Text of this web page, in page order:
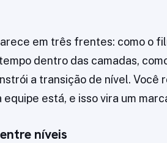
em três frentes: como o
dentro das camadas,
a transição de nível. Você
está, e isso vira um
níveis